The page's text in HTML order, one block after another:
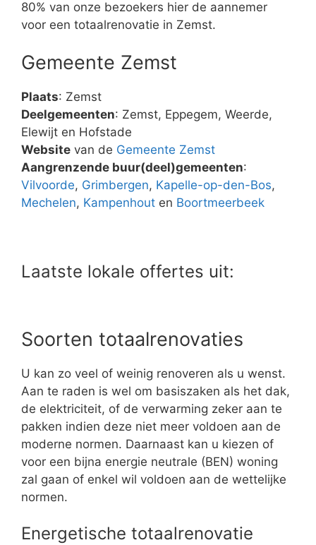
80% van onze bezoekers hier de aannemer
voor een totaalrenovatie in Zemst.
Gemeente Zemst
Plaats: Zemst
Deelgemeenten: Zemst, Eppegem, Weerde,
Elewijt en Hofstade
Website van de Gemeente Zemst
Aangrenzende buur(deel)gemeenten:
Vilvoorde, Grimbergen, Kapelle-op-den-Bos,
Mechelen, Kampenhout en Boortmeerbeek
Laatste lokale offertes uit:
Soorten totaalrenovaties
U kan zo veel of weinig renoveren als u wenst.
Aan te raden is wel om basiszaken als het dak,
de elektriciteit, of de verwarming zeker aan te
pakken indien deze niet meer voldoen aan de
moderne normen. Daarnaast kan u kiezen of
voor een bijna energie neutrale (BEN) woning
zal gaan of enkel wil voldoen aan de wettelijke
normen.
Energetische totaalrenovatie